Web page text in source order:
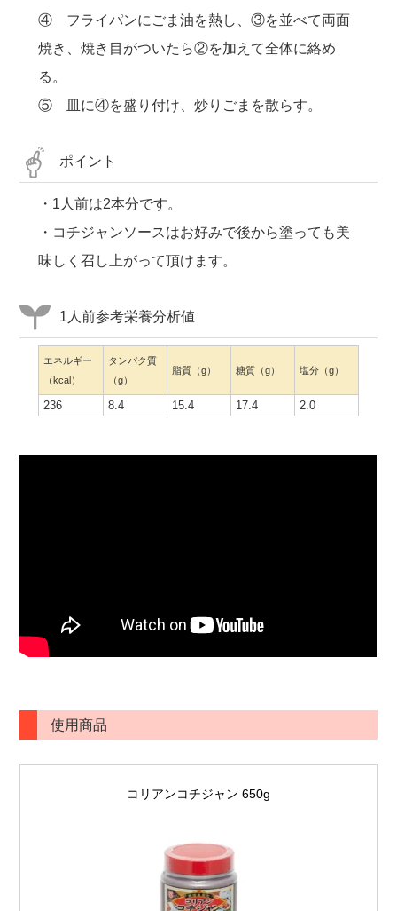
④ フライパンにごま油を熱し、③を並べて両面
焼き、焼き目がついたら②を加えて全体に絡め
る。
⑤ 皿に④を盛り付け、炒りごまを散らす。
ポイント
・1人前は2本分です。
・コチジャンソースはお好みで後から塗っても美
味しく召し上がって頂けます。
1人前参考栄養分析値
エネルギー
（kcal）
タンパク質
（g）
脂質（g） 糖質（g） 塩分（g）
236 8.4 15.4 17.4 2.0
使用商品
コリアンコチジャン 650g